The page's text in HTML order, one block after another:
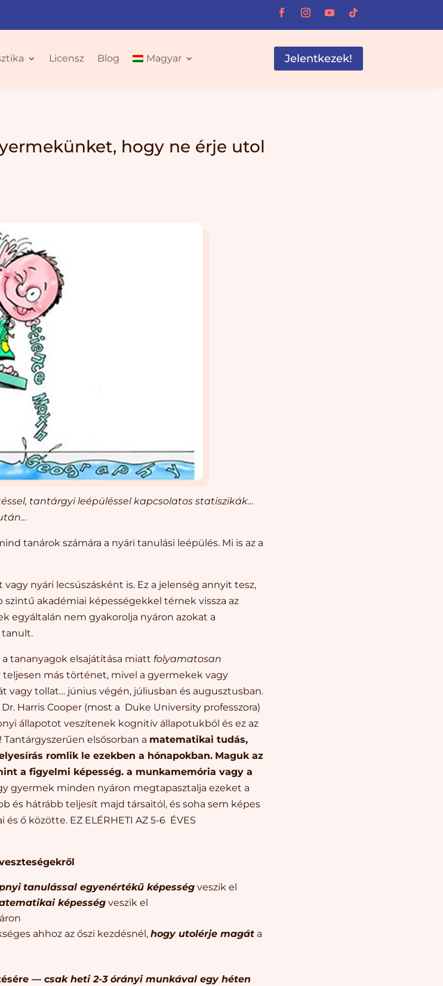
Licensz Blog Magyar Jelentkezek!
hogy ne érje utol
tantárgyi leépüléssel kapcsolatos statiszikák…
tanárok számára a nyári tanulási leépülés. Mi is az a
nyári lecsúszásként is. Ez a jelenség annyit tesz,
akadémiai képességekkel térnek vissza az
egyáltalán nem gyakorolja nyáron azokat a
tanult.
a tananyagok elsajátítása miatt folyamatosan
teljesen más történet, mivel a gyermekek vagy
vagy tollat… június végén, júliusban és augusztusban.
Harris Cooper (most a Duke University professzora)
állapotot veszítenek kognitív állapotukból és ez az
elsősorban a matematikai tudás,
romlik le ezekben a hónapokban. Maguk az
a figyelmi képesség. a munkamemória vagy a
gyermek minden nyáron megtapasztalja ezeket a
és hátrább teljesít majd társaitól, és soha sem képes
ő közötte. EZ ELÉRHETI AZ 5-6 ÉVES
tanulással egyenértékű képességveszik el
képességveszik el
ahhoz az őszi kezdésnél, hogy utolérje magáta
— csak heti 2-3 órányi munkával egy héten